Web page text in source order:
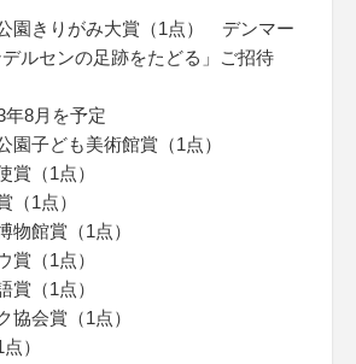
園きりがみ大賞（1点） デンマー
ルセンの足跡をたどる」ご招待
8月を予定
園子ども美術館賞（1点）
賞（1点）
（1点）
物館賞（1点）
賞（1点）
賞（1点）
協会賞（1点）
）